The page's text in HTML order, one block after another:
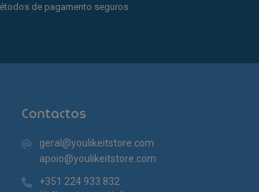
de pagamento seguros
Contactos
geral@youlikeitstore.com
apoio@youlikeitstore.com
+351 224 933 832